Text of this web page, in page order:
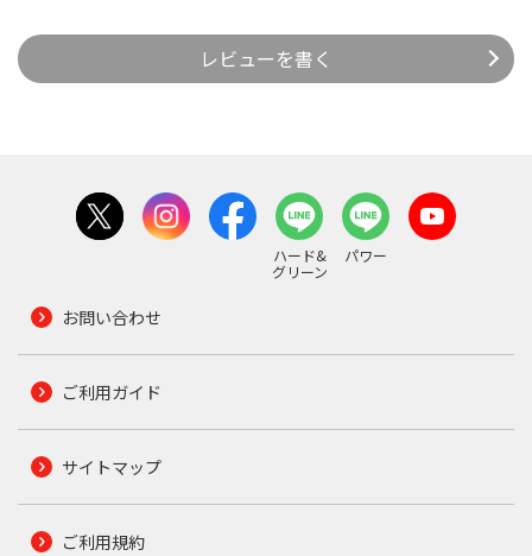
レビューを書く
ハード&
グリーン
パワー
お問い合わせ
ご利用ガイド
サイトマップ
ご利用規約